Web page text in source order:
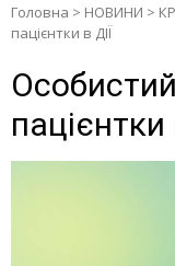
Головна > НОВИНИ >
пацієнтки в ДІЇ
пацієнтки